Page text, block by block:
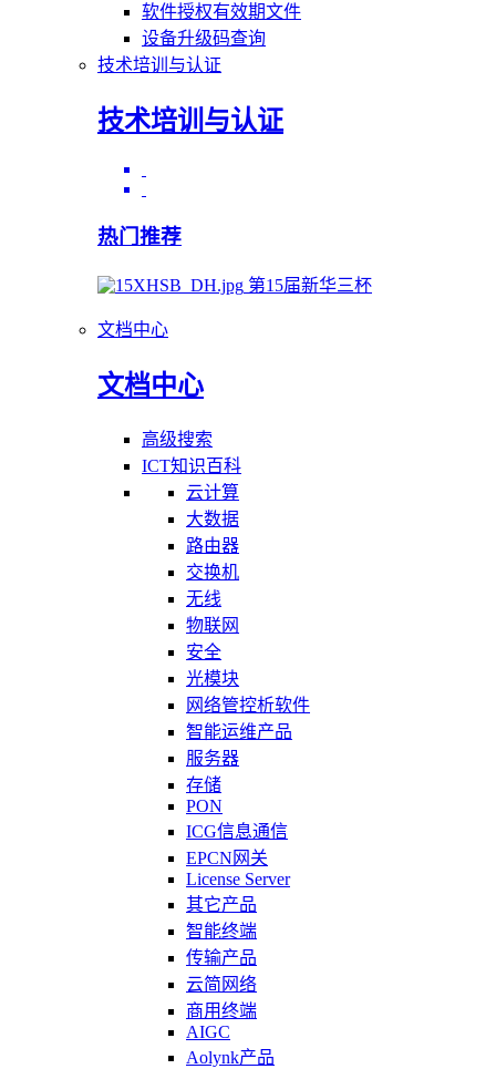
软件授权有效期文件
设备升级码查询
技术培训与认证
技术培训与认证
热门推荐
第15届新华三杯
文档中心
文档中心
高级搜索
ICT知识百科
云计算
大数据
路由器
交换机
无线
物联网
安全
光模块
网络管控析软件
智能运维产品
服务器
存储
PON
ICG信息通信
EPCN网关
License Server
其它产品
智能终端
传输产品
云简网络
商用终端
AIGC
Aolynk产品